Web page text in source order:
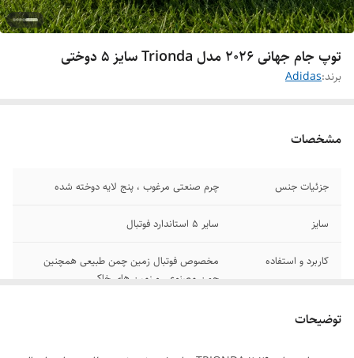
توپ جام جهانی ۲۰۲۶ مدل Trionda سایز ۵ دوختی
برند:Adidas
مشخصات
جزئیات جنس چرم صنعتی مرغوب ، پنج لایه دوخته شده
سایز سایر ۵ استاندارد فوتبال
کاربرد و استفاده
مخصوص فوتبال زمین چمن طبیعی همچنین
چمن مصنوعی و زمین های خاکی
کشور تولید کننده
توضیحات